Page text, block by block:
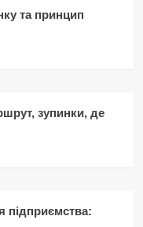
та принцип
зупинки, де
підприємства: